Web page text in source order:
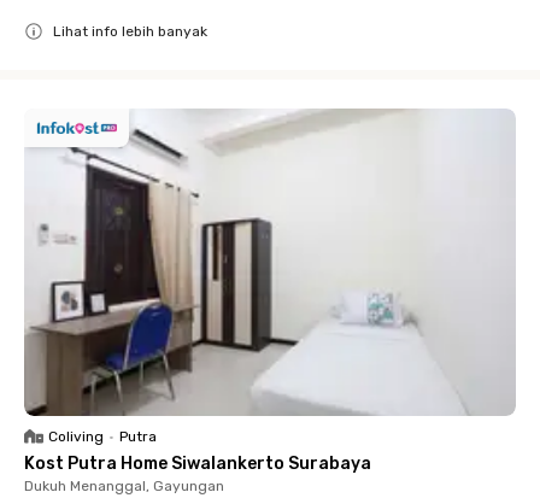
Lihat info lebih banyak
Coliving • Putra
Kost Putra Home Siwalankerto Surabaya
Dukuh Menanggal, Gayungan